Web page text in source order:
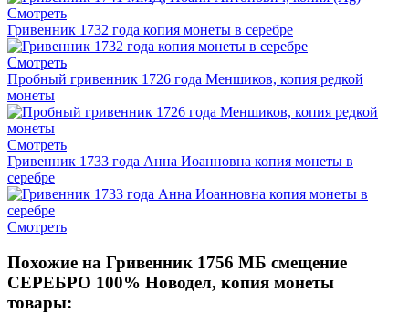
Смотреть
Гривенник 1732 года копия монеты в серебре
Смотреть
Пробный гривенник 1726 года Меншиков, копия редкой
монеты
Смотреть
Гривенник 1733 года Анна Иоанновна копия монеты в
серебре
Смотреть
Похожие на Гривенник 1756 МБ смещение
СЕРЕБРО 100% Новодел, копия монеты
товары: